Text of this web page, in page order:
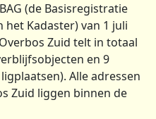
(de Basisregistratie
het Kadaster) van 1 juli
Zuid telt in totaal
en 9
Alle adressen
Zuid liggen binnen de